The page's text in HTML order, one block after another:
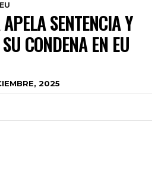
SENTENCIA Y
CONDENA EN EU
2025